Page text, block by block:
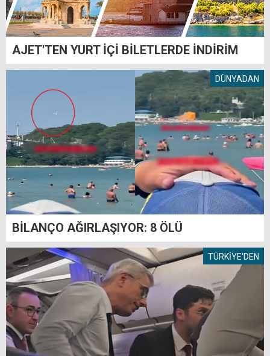
AJET'TEN YURT İÇİ BİLETLERDE İNDİRİM
DÜNYADAN
BİLANÇO AĞIRLAŞIYOR: 8 ÖLÜ
TÜRKİYE'DEN